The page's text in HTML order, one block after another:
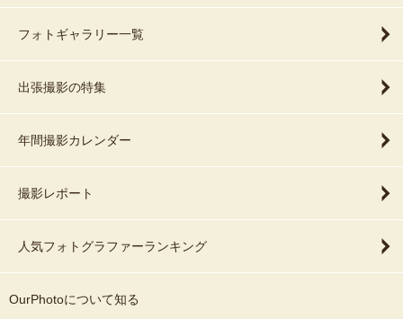
フォトギャラリー一覧
出張撮影の特集
年間撮影カレンダー
撮影レポート
人気フォトグラファーランキング
OurPhotoについて知る